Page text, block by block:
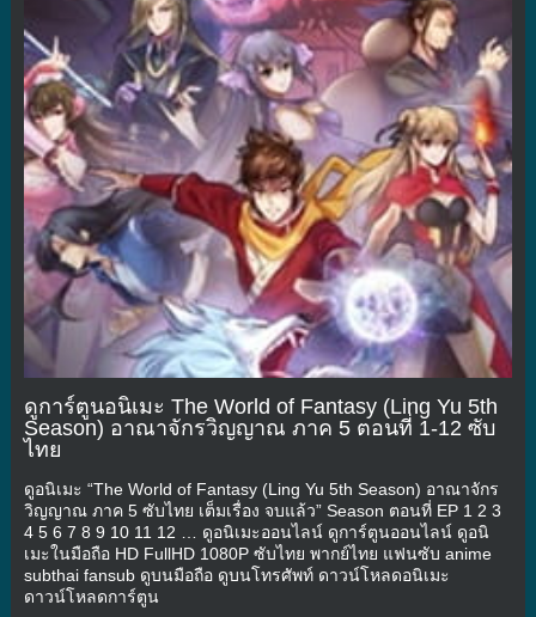
ดูการ์ตูนอนิเมะ The World of Fantasy (Ling Yu 5th
Season) อาณาจักรวิญญาณ ภาค 5 ตอนที่ 1-12 ซับ
ไทย
ดูอนิเมะ “The World of Fantasy (Ling Yu 5th Season) อาณาจักร
วิญญาณ ภาค 5 ซับไทย เต็มเรื่อง จบแล้ว” Season ตอนที่ EP 1 2 3
4 5 6 7 8 9 10 11 12 … ดูอนิเมะออนไลน์ ดูการ์ตูนออนไลน์ ดูอนิ
เมะในมือถือ HD FullHD 1080P ซับไทย พากย์ไทย แฟนซับ anime
subthai fansub ดูบนมือถือ ดูบนโทรศัพท์ ดาวน์โหลดอนิเมะ
ดาวน์โหลดการ์ตูน